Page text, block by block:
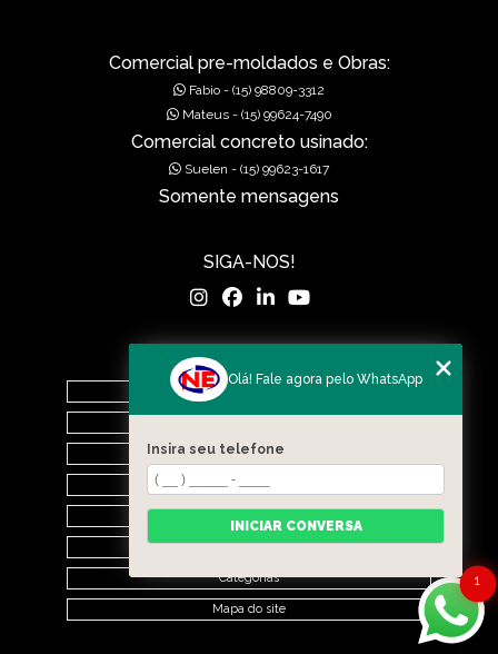
Comercial pre-moldados e Obras:
Fabio - (15) 98809-3312
Mateus - (15) 99624-7490
Comercial concreto usinado:
Suelen - (15) 99623-1617
Somente mensagens
SIGA-NOS!
MENU
Nova Era Concreto
Nova Era Pré Moldados
Contato
Categorias
Mapa do site
1
Olá! Fale agora pelo WhatsApp
Insira seu telefone
INICIAR CONVERSA